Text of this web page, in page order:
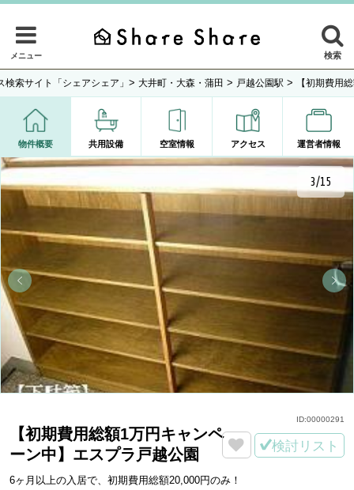
メニュー 検索
検索サイト「シェアシェア」 > 大井町・大森・蒲田 > 戸越公園駅 > 【初期費用
物件概要 共用設備 空室情報 アクセス 運営者情報
3/15
【初期費用総額1万円キャンペ
ーン中】エスプラ戸越公園
6ヶ月以上の入居で、初期費用総額20,000円のみ！
検討リスト
ID:00000291